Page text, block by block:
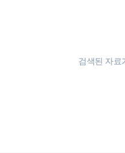
검색된 자료